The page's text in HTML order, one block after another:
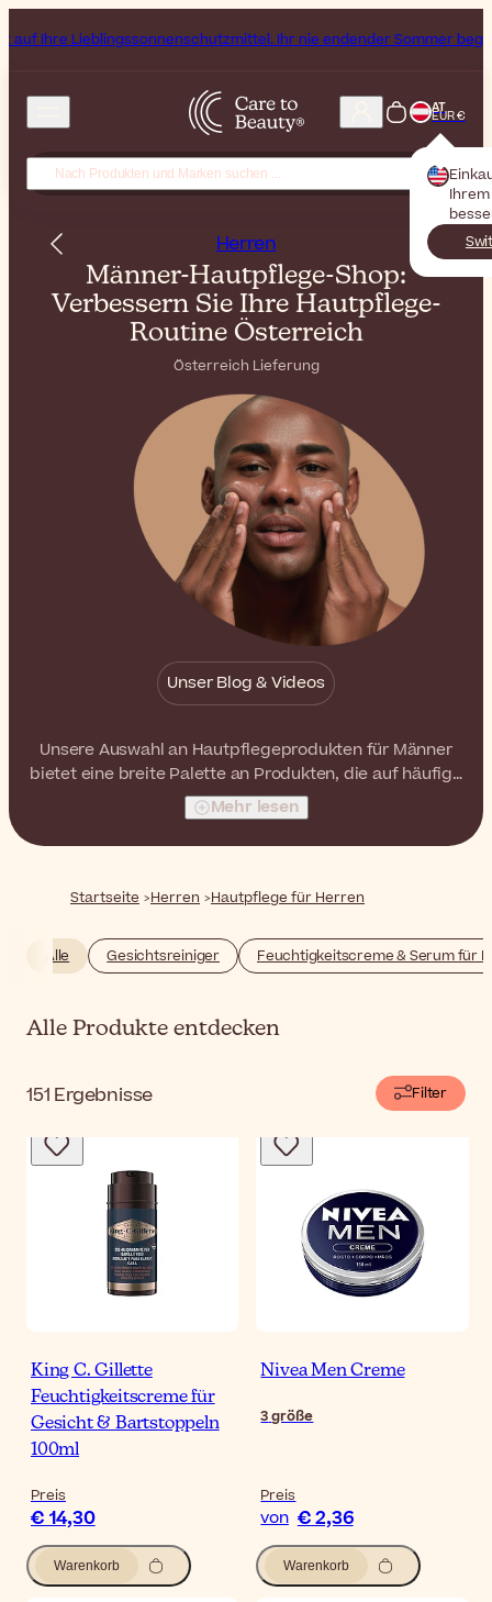
Ihr nie endender Sommer beginnt jetzt!
AT
EUR €
Herren
Männer-Hautpflege-Shop:
Verbessern Sie Ihre Hautpflege-
Routine Österreich
Österreich Lieferung
Unser Blog & Videos
Unsere Auswahl an Hautpflegeprodukten für Männer
bietet eine breite Palette an Produkten, die auf häufige
Probleme wie Trockenheit, Fettigkeit und Zeichen der
Hautalterung abzielen. Von erfrischenden
Gesichtsreinigern bis hin zu gezielten Anti-Aging-
perfekt, um Ihre tägliche Pflegeroutine aufzuwerten.
Mehr lesen
Startseite Herren Hautpflege für Herren
Alle Gesichtsreiniger Feuchtigkeitscreme & Serum für
Alle Produkte entdecken
151 Ergebnisse Filter
King C. Gillette
Feuchtigkeitscreme für
Gesicht & Bartstoppeln
100ml
Preis
€ 14,30
Warenkorb
Nivea Men Creme
3größe
Preis
von € 2,36
Warenkorb